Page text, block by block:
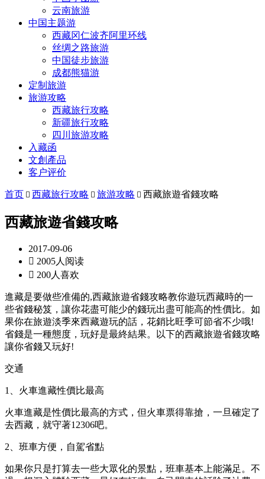
云南旅游
中国主题游
西藏冈仁波齐阿里环线
丝绸之路旅游
中国徒步旅游
成都熊猫游
定制旅游
旅游攻略
西藏旅行攻略
新疆旅行攻略
四川旅游攻略
入藏函
文創產品
客户评价
首页  西藏旅行攻略  旅游攻略  西藏旅遊省錢攻略
西藏旅遊省錢攻略
2017-09-06
 2005人阅读
 200人喜欢
進藏是要做些准備的,西藏旅遊省錢攻略教你遊玩西藏時的一
些省錢秘笈，讓你花盡可能少的錢玩出盡可能高的性價比。如
果你在旅遊淡季來西藏遊玩的話，花銷比旺季可節省不少哦!
省錢是一種態度，玩好是最終結果。以下的西藏旅遊省錢攻略
讓你省錢又玩好!
交通
1、火車進藏性價比最高
火車進藏是性價比最高的方式，但火車票得靠搶，一旦確定了
去西藏，就守著12306吧。
2、班車方便，自駕省點
如果你只是打算去一些大眾化的景點，班車基本上能滿足。不